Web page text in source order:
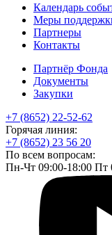
Календарь
Меры
Партнеры
Контакты
Партнёр Фонда
Документы
Закупки
+7 (8652) 22-52-62
Горячая линия:
+7 (8652) 23 56 20
По всем вопросам:
Пн-Чт 09:00-18:00 Пт